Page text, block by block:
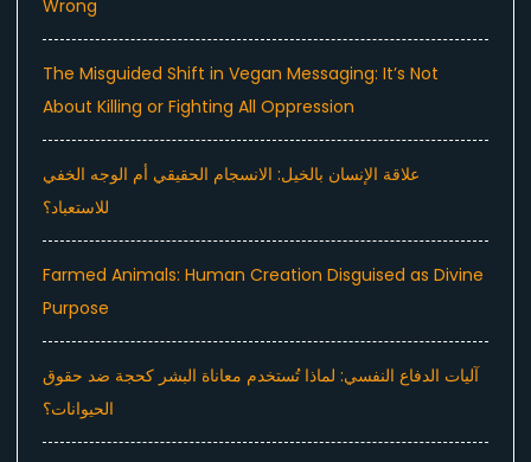
Wrong
The Misguided Shift in Vegan Messaging: It’s Not
About Killing or Fighting All Oppression
علاقة الإنسان بالخيل: الانسجام الحقيقي أم الوجه الخفي
للاستعباد؟
Farmed Animals: Human Creation Disguised as Divine
Purpose
آليات الدفاع النفسي: لماذا تُستخدم معاناة البشر كحجة ضد حقوق
الحيوانات؟